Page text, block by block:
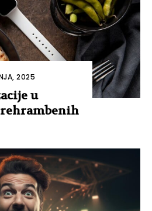
2025
u